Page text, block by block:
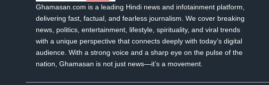
Ghamasan.com is a leading Hindi news and infotainment platform,
delivering fast, factual, and fearless journalism. We cover breaking
news, politics, entertainment, lifestyle, spirituality, and viral trends
with a unique perspective that connects deeply with today’s digital
audience. With a strong voice and a sharp eye on the pulse of the
nation, Ghamasan is not just news—it’s a movement.